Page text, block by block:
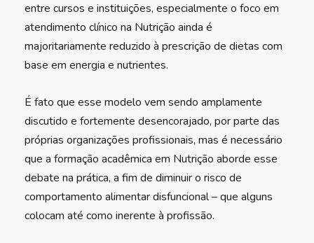
entre cursos e instituições, especialmente o foco em
atendimento clínico na Nutrição ainda é
majoritariamente reduzido à prescrição de dietas com
base em energia e nutrientes.
É fato que esse modelo vem sendo amplamente
discutido e fortemente desencorajado, por parte das
próprias organizações profissionais, mas é necessário
que a formação acadêmica em Nutrição aborde esse
debate na prática, a fim de diminuir o risco de
comportamento alimentar disfuncional – que alguns
colocam até como inerente à profissão.